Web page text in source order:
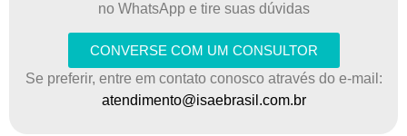
no WhatsApp e tire suas dúvidas
CONVERSE COM UM CONSULTOR
Se preferir, entre em contato conosco através do e-mail:
atendimento@isaebrasil.com.br